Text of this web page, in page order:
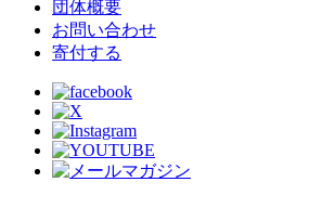
団体概要
お問い合わせ
寄付する